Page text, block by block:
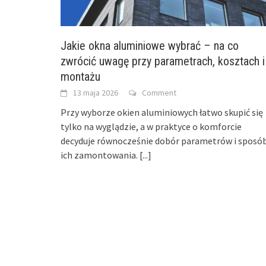
Jakie okna aluminiowe wybrać – na co
zwrócić uwagę przy parametrach, kosztach i
montażu
13 maja 2026 Comment
Przy wyborze okien aluminiowych łatwo skupić się
tylko na wyglądzie, a w praktyce o komforcie
decyduje równocześnie dobór parametrów i
ich zamontowania. [...]